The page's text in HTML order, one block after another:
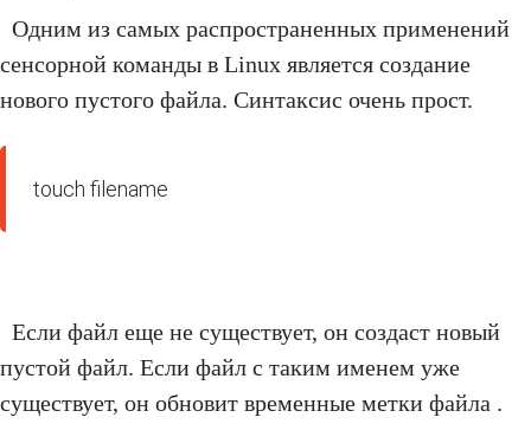
Одним из самых распространенных применений
сенсорной команды в Linux является создание
нового пустого файла. Синтаксис очень прост.
touch filename
Если файл еще не существует, он создаст новый
пустой файл. Если файл с таким именем уже
существует, он обновит временные метки файла .